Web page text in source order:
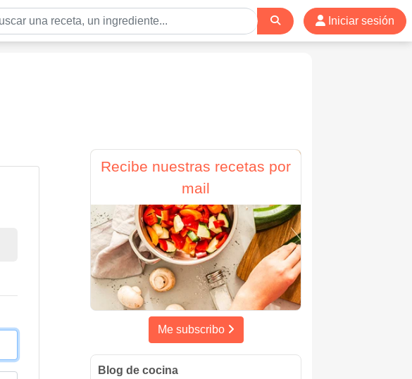
Iniciar sesión
Recibe nuestras recetas por
mail
Me subscribo
Blog de cocina